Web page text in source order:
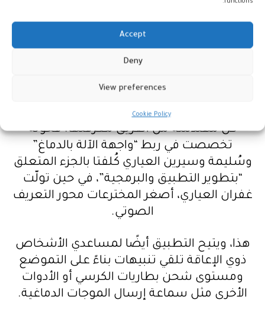
functions.
Accept
Deny
View preferences
Cookie Policy
دون تحريك اليدين بالتحكم عبر الصوت، وإذا لم
يكن الصوت متاحاً فبالإمكان الاستعانة بحركات
الوجه أو ببساطة عن طريق التفكير” من خلال
موجات الدماغ.
ولجمع أربع تقنيات في تطبيق واحد، وظفت
كل مهندسة من الفريق معرفتها. فخولة
تخصصت في ربط “واجهة الآلة بالدماغ”
وسُليمة وسيرين العياري كُلفتا بالجزء المتعلق
“بتطوير التطبيق والبرمجية”، في حين تولّت
غفران العياري، أصغر المخترعات محور التعريف
الصوتي.
هذا، ويتيح التطبيق أيضًا لمساعدي الأشخاص
ذوي الإعاقة تلقي تنبيهات بناءً على التموضع
ومستوى شحن بطاريات الكرسي أو الأدوات
الأخرى مثل سماعة إرسال الموجات الدماغية.